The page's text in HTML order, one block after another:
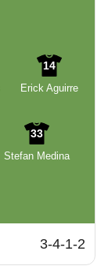
14
Erick Aguirre
33
Stefan Medina
3-4-1-2